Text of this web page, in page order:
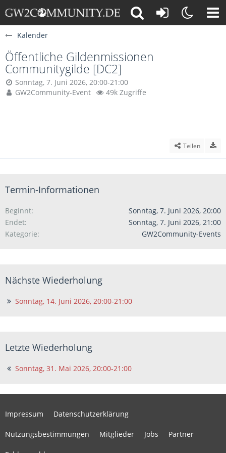
Kalender
Öffentliche Gildenmissionen
Communitygilde [DC2]
Sonntag, 7. Juni 2026, 20:00-21:00
GW2Community-Event
49k Zugriffe
Teilen
Termin-Informationen
Beginnt
Sonntag, 7. Juni 2026, 20:00
Endet
Sonntag, 7. Juni 2026, 21:00
Kategorie
GW2Community-Events
Nächste Wiederholung
Sonntag, 14. Juni 2026, 20:00-21:00
Letzte Wiederholung
Sonntag, 31. Mai 2026, 20:00-21:00
Impressum Datenschutzerklärung
Nutzungsbestimmungen Mitglieder Jobs Partner